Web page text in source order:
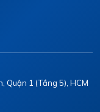
Quận 1 (Tầng 5), HCM